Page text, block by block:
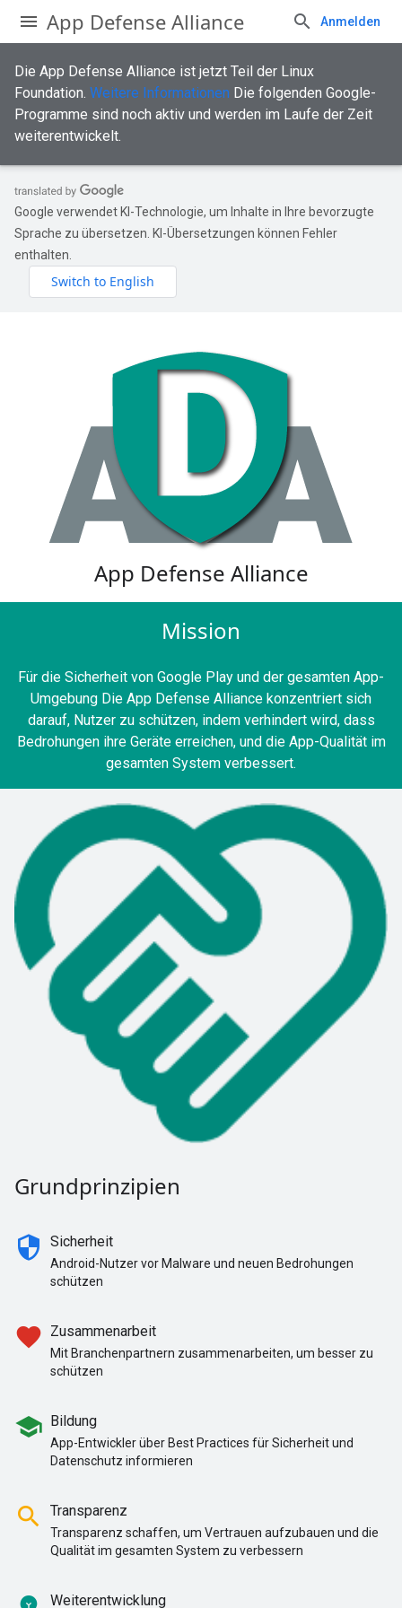
App Defense Alliance Anmelden
Die App Defense Alliance ist jetzt Teil der Linux
Foundation. Weitere Informationen Die folgenden Google-
Programme sind noch aktiv und werden im Laufe der Zeit
weiterentwickelt.
Google verwendet KI-Technologie, um Inhalte in Ihre bevorzugte
Sprache zu übersetzen. KI-Übersetzungen können Fehler
enthalten.
App Defense Alliance
Mission
Für die Sicherheit von Google Play und der gesamten App-
Umgebung Die App Defense Alliance konzentriert sich
darauf, Nutzer zu schützen, indem verhindert wird, dass
Bedrohungen ihre Geräte erreichen, und die App-Qualität im
gesamten System verbessert.
Grundprinzipien
security Sicherheit
Android-Nutzer vor Malware und neuen Bedrohungen
schützen
favorite Zusammenarbeit
Mit Branchenpartnern zusammenarbeiten, um besser zu
schützen
school Bildung
App-Entwickler über Best Practices für Sicherheit und
Datenschutz informieren
search Transparenz
Transparenz schaffen, um Vertrauen aufzubauen und die
Qualität im gesamten System zu verbessern
Weiterentwicklung